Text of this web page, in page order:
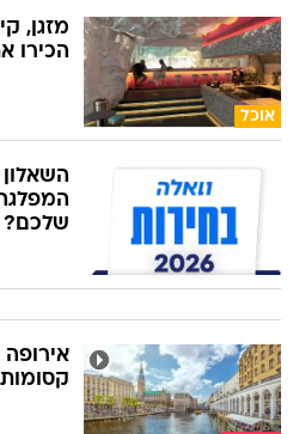
אוכל
מזגן,
הכירו
שלכם?
קסומות